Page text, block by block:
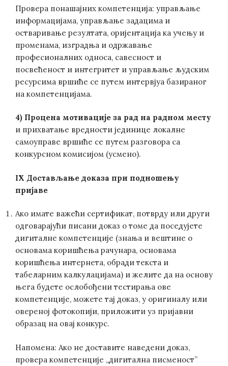
Провера понашајних компетенција: управљање
информацијама, управљање задацима и
остваривање резултата, оријентација ка учењу и
променама, изградња и одржавање
професионалних односа, савесност и
посвећеност и интегритет и управљање људским
ресурсима вршиће се путем интервјуа базираног
на компетенцијама.
4) Процена мотивације за рад на радном месту
и прихватање вредности јединице локалне
самоуправе вршиће се путем разговора са
конкурсном комисијом (усмено).
IX Достављање доказа при подношењу
пријаве
Ако имате важећи сертификат, потврду или други
одговарајући писани доказ о томе да поседујете
дигиталне компетенције (знања и вештине о
основама коришћења рачунара, основама
коришћења интернета, обради текста и
табеларним калкулацијама) и желите да на основу
њега будете ослобођени тестирања ове
компетенције, можете тај доказ, у оригиналу или
овереној фотокопији, приложити уз пријавни
образац на овај конкурс.
Напомена: Ако не доставите наведени доказ,
провера компетенције „дигитална писменост”